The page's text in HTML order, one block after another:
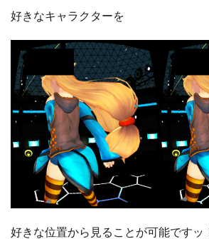
好きなキャラクターを
好きな位置から見ることが可能ですッ